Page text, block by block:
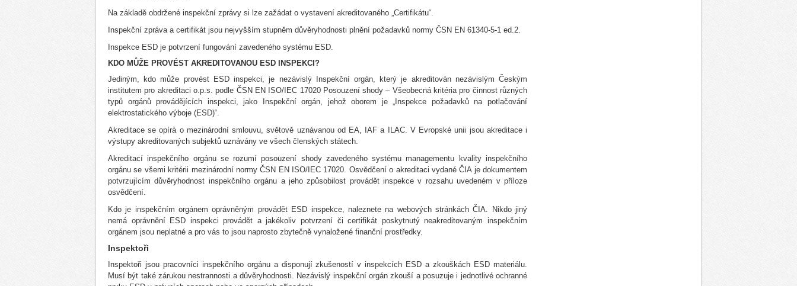
Na základě obdržené inspekční zprávy si lze zažádat o vystavení akreditovaného „Certifikátu“.
Inspekční zpráva a certifikát jsou nejvyšším stupněm důvěryhodnosti plnění požadavků normy ČSN EN 61340-5-1 ed.2.
Inspekce ESD je potvrzení fungování zavedeného systému ESD.
KDO MŮŽE PROVÉST AKREDITOVANOU ESD INSPEKCI?
Jediným, kdo může provést ESD inspekci, je nezávislý Inspekční orgán, který je akreditován nezávislým Českým
institutem pro akreditaci o.p.s. podle ČSN EN ISO/IEC 17020 Posouzení shody – Všeobecná kritéria pro činnost různých
typů orgánů provádějících inspekci, jako Inspekční orgán, jehož oborem je „Inspekce požadavků na potlačování
elektrostatického výboje (ESD)“.
Akreditace se opírá o mezinárodní smlouvu, světově uznávanou od EA, IAF a ILAC. V Evropské unii jsou akreditace i
výstupy akreditovaných subjektů uznávány ve všech členských státech.
Akreditací inspekčního orgánu se rozumí posouzení shody zavedeného systému managementu kvality inspekčního
orgánu se všemi kritérii mezinárodní normy ČSN EN ISO/IEC 17020. Osvědčení o akreditaci vydané ČIA je dokumentem
potvrzujícím důvěryhodnost inspekčního orgánu a jeho způsobilost provádět inspekce v rozsahu uvedeném v příloze
osvědčení.
Kdo je inspekčním orgánem oprávněným provádět ESD inspekce, naleznete na webových stránkách ČIA. Nikdo jiný
nemá oprávnění ESD inspekci provádět a jakékoliv potvrzení či certifikát poskytnutý neakreditovaným inspekčním
orgánem jsou neplatné a pro vás to jsou naprosto zbytečně vynaložené finanční prostředky.
Inspektoři
Inspektoři jsou pracovníci inspekčního orgánu a disponují zkušeností v inspekcích ESD a zkouškách ESD materiálu.
Musí být také zárukou nestrannosti a důvěryhodnosti. Nezávislý inspekční orgán zkouší a posuzuje i jednotlivé ochranné